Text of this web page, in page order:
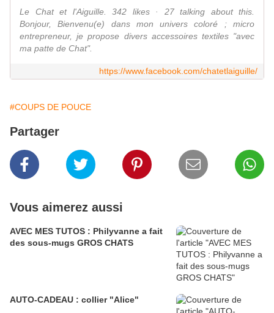
Le Chat et l'Aiguille. 342 likes · 27 talking about this.
Bonjour, Bienvenu(e) dans mon univers coloré ; micro
entrepreneur, je propose divers accessoires textiles "avec
ma patte de Chat".
https://www.facebook.com/chatetlaiguille/
#COUPS DE POUCE
Partager
Vous aimerez aussi
AVEC MES TUTOS : Philyvanne a fait
des sous-mugs GROS CHATS
AUTO-CADEAU : collier "Alice"